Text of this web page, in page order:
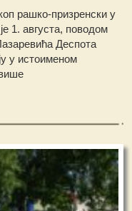
рашко-призренски у
1. августа, поводом
Деспота
у истоименом